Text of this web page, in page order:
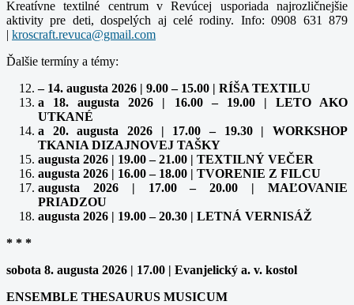
Kreatívne textilné centrum v Revúcej usporiada najrozličnejšie
aktivity pre deti, dospelých aj celé rodiny. Info: 0908 631 879
|
Ďalšie termíny a témy:
– 14. augusta 2026 | 9.00 – 15.00 | RÍŠA TEXTILU
a 18. augusta 2026 | 16.00 – 19.00 | LETO AKO
UTKANÉ
a 20. augusta 2026 | 17.00 – 19.30 | WORKSHOP
TKANIA DIZAJNOVEJ TAŠKY
augusta 2026 | 19.00 – 21.00 | TEXTILNÝ VEČER
augusta 2026 | 16.00 – 18.00 | TVORENIE Z FILCU
augusta 2026 | 17.00 – 20.00 | MAĽOVANIE
PRIADZOU
augusta 2026 | 19.00 – 20.30 | LETNÁ VERNISÁŽ
* * *
sobota 8. augusta 2026 | 17.00 | Evanjelický a. v. kostol
ENSEMBLE THESAURUS MUSICUM